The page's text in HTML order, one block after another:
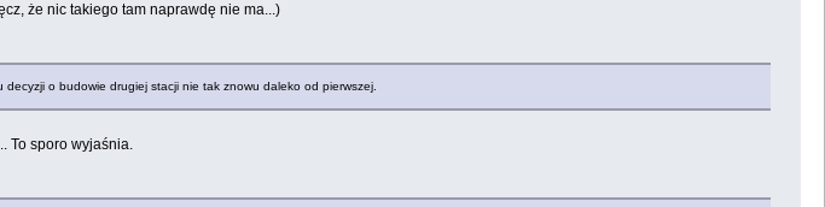
że nic takiego tam naprawdę nie ma...)
decyzji o budowie drugiej stacji nie tak znowu daleko od pierwszej.
To sporo wyjaśnia.